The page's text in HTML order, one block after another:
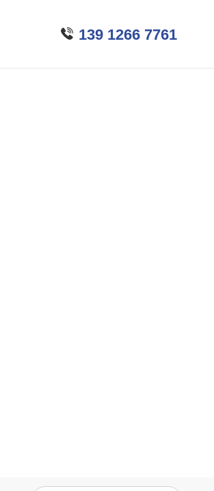
 139 1266 7761